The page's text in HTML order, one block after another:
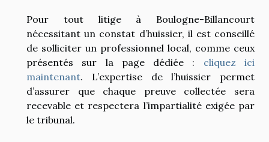
Pour tout litige à Boulogne-Billancourt
nécessitant un constat d’huissier, il est conseillé
de solliciter un professionnel local, comme ceux
présentés sur la page dédiée : cliquez ici
maintenant. L’expertise de l’huissier permet
d’assurer que chaque preuve collectée sera
recevable et respectera l’impartialité exigée par
le tribunal.